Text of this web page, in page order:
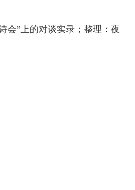
会”上的对谈实录；整理：夜